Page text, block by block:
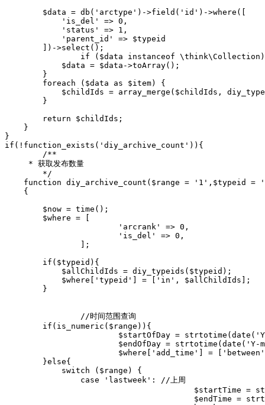
$data = db('arctype')->field('id')->where([
'is_del' => 0,
'status' => 1,
'parent_id' => $typeid
])->select();
$data = $data->toArray();
}
foreach ($data as $item) {
$childIds = array_merge($childIds,
}
return $childIds;
}
}
if(!function_exists('diy_archive_count')){
* 获取发布数量
function diy_archive_count($range = '1',$typeid =
{
$now = time();
$where = [
if($typeid){
$allChildIds = diy_typeids($typeid);
$where['typeid'] = ['in', $allChildIds];
}
if(is_numeric($range)){
}else{
switch ($range) {
case 'lastweek': //上周